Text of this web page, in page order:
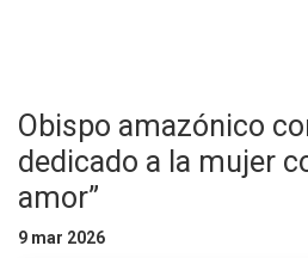
Obispo amazónico
dedicado a la mujer
amor”
9 mar 2026